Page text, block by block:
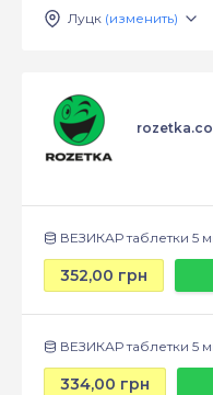
Луцк (изменить)
ВЕЗИКАР таблетки 5
352,00 грн
ВЕЗИКАР таблетки 5
334,00 грн